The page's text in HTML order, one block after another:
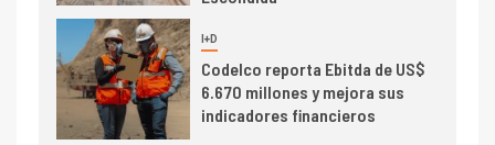
alcanza máximos por escasez
de concentrados
I+D